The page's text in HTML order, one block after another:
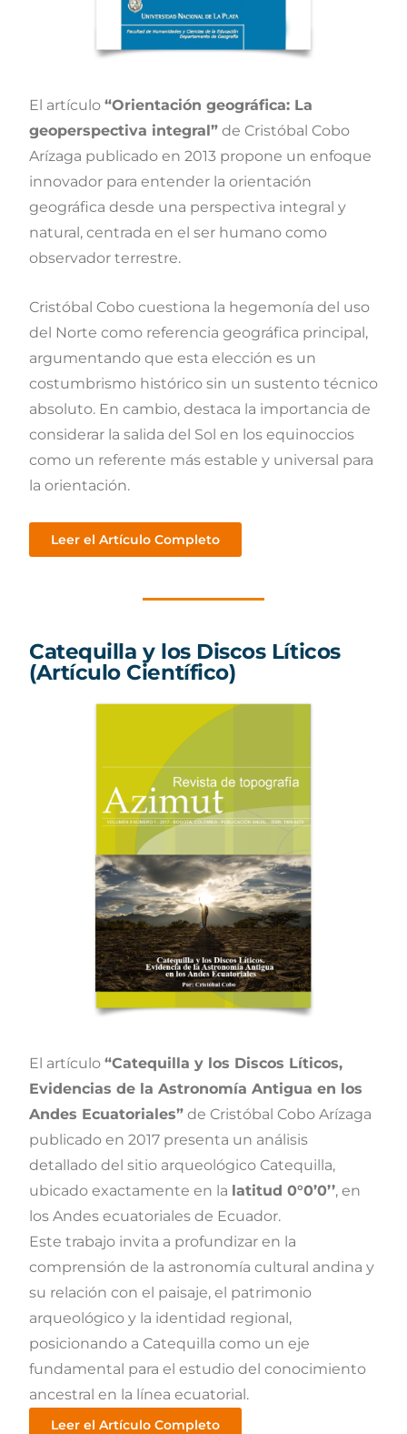
El artículo “Orientación geográfica: La
geoperspectiva integral” de Cristóbal Cobo
Arízaga publicado en 2013 propone un enfoque
innovador para entender la orientación
geográfica desde una perspectiva integral y
natural, centrada en el ser humano como
observador terrestre.
Cristóbal Cobo cuestiona la hegemonía del uso
del Norte como referencia geográfica principal,
argumentando que esta elección es un
costumbrismo histórico sin un sustento técnico
absoluto. En cambio, destaca la importancia de
considerar la salida del Sol en los equinoccios
como un referente más estable y universal para
la orientación.
Leer el Artículo Completo
Catequilla y los Discos Líticos
(Artículo Científico)
El artículo “Catequilla y los Discos Líticos,
Evidencias de la Astronomía Antigua en los
Andes Ecuatoriales” de Cristóbal Cobo Arízaga
publicado en 2017 presenta un análisis
detallado del sitio arqueológico Catequilla,
ubicado exactamente en la latitud 0°0’0’’, en
los Andes ecuatoriales de Ecuador.
Este trabajo invita a profundizar en la
comprensión de la astronomía cultural andina y
su relación con el paisaje, el patrimonio
arqueológico y la identidad regional,
posicionando a Catequilla como un eje
fundamental para el estudio del conocimiento
ancestral en la línea ecuatorial.
Leer el Artículo Completo